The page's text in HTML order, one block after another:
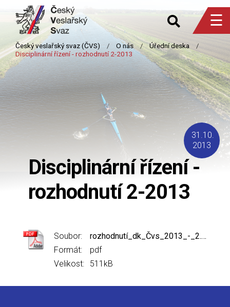
☰
Disciplinární řízení -
rozhodnutí 2-2013
31.10.
2013
Soubor:
rozhodnutí_dk_Čvs_2013_-_2.pdf
Formát:
pdf
Velikost:
511kB